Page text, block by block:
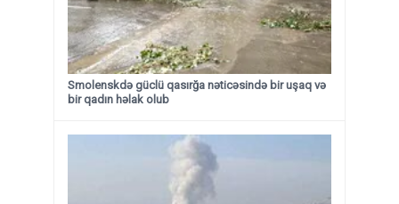
Smolenskdə güclü qasırğa nəticəsində bir uşaq və
bir qadın həlak olub